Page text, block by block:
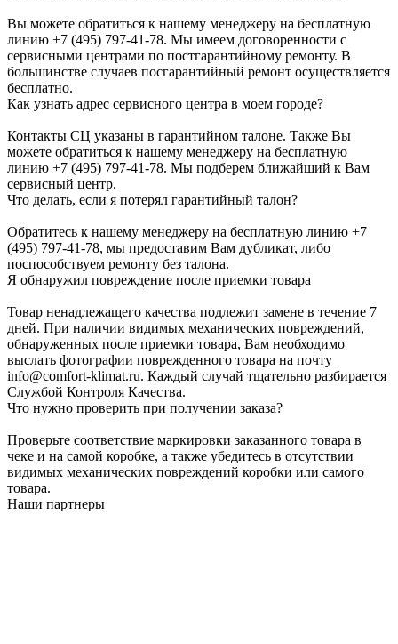
Вы можете обратиться к нашему менеджеру на бесплатную
линию +7 (495) 797-41-78. Мы имеем договоренности с
сервисными центрами по постгарантийному ремонту. В
большинстве случаев посгарантийный ремонт осуществляется
бесплатно.
Как узнать адрес сервисного центра в моем городе?
Контакты СЦ указаны в гарантийном талоне. Также Вы
можете обратиться к нашему менеджеру на бесплатную
линию +7 (495) 797-41-78. Мы подберем ближайший к Вам
сервисный центр.
Что делать, если я потерял гарантийный талон?
Обратитесь к нашему менеджеру на бесплатную линию +7
(495) 797-41-78, мы предоставим Вам дубликат, либо
поспособствуем ремонту без талона.
Я обнаружил повреждение после приемки товара
Товар ненадлежащего качества подлежит замене в течение 7
дней. При наличии видимых механических повреждений,
обнаруженных после приемки товара, Вам необходимо
выслать фотографии поврежденного товара на почту
info@comfort-klimat.ru. Каждый случай тщательно разбирается
Службой Контроля Качества.
Что нужно проверить при получении заказа?
Проверьте соответствие маркировки заказанного товара в
чеке и на самой коробке, а также убедитесь в отсутствии
видимых механических повреждений коробки или самого
товара.
Наши партнеры